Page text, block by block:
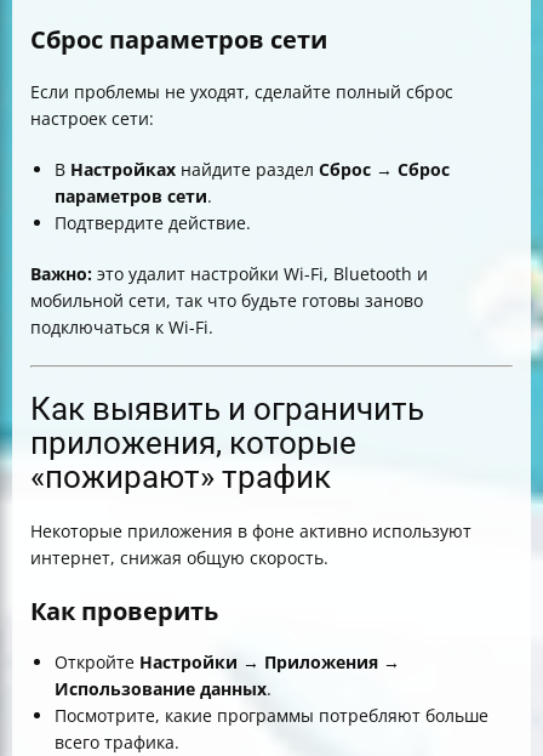
Сброс параметров сети
Если проблемы не уходят, сделайте полный сброс
настроек сети:
В Настройках найдите раздел Сброс → Сброс
параметров сети.
Подтвердите действие.
Важно: это удалит настройки Wi-Fi, Bluetooth и
мобильной сети, так что будьте готовы заново
подключаться к Wi-Fi.
Как выявить и ограничить
приложения, которые
«пожирают» трафик
Некоторые приложения в фоне активно используют
интернет, снижая общую скорость.
Как проверить
Откройте Настройки → Приложения →
Использование данных.
Посмотрите, какие программы потребляют больше
всего трафика.